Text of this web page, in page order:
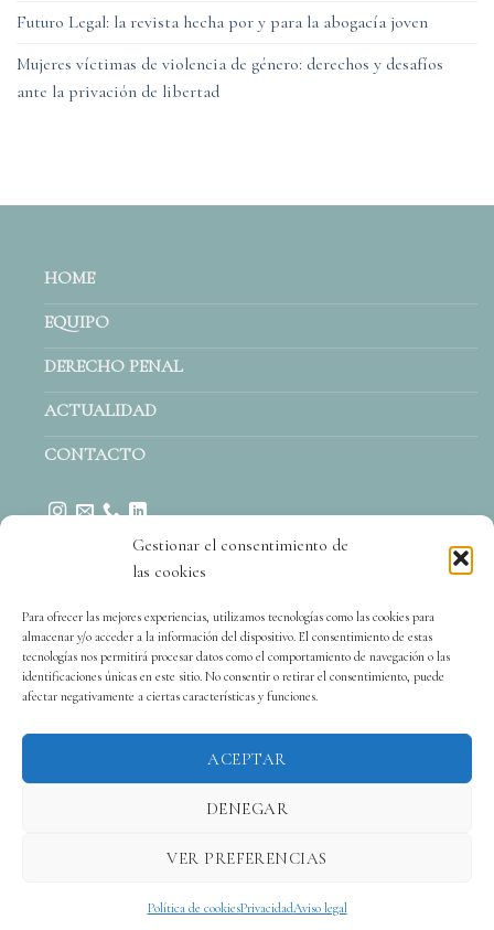
Gestionar el consentimiento de
las cookies
Para ofrecer las mejores experiencias, utilizamos tecnologías como las cookies para
almacenar y/o acceder a la información del dispositivo. El consentimiento de estas
tecnologías nos permitirá procesar datos como el comportamiento de navegación o las
identificaciones únicas en este sitio. No consentir o retirar el consentimiento, puede
afectar negativamente a ciertas características y funciones.
ACEPTAR
DENEGAR
VER PREFERENCIAS
Política de cookiesPrivacidadAviso legal
Futuro Legal: la revista hecha por y para la abogacía joven
Mujeres víctimas de violencia de género: derechos y desafíos
ante la privación de libertad
HOME
EQUIPO
DERECHO PENAL
ACTUALIDAD
CONTACTO
Política de privacidad|Política de cookies